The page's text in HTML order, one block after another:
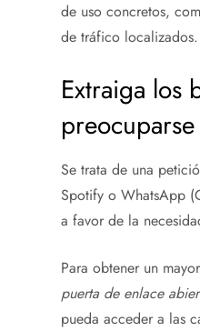
de uso concretos,
de tráfico localizados.
Extraiga los
preocuparse
Se trata de una
Spotify o WhatsApp
a favor de la
Para obtener un
puerta de enlace
pueda acceder a las